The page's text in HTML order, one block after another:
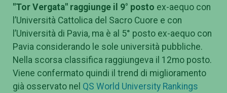
"Tor Vergata" raggiunge il 9° posto ex-aequo con
l’Università Cattolica del Sacro Cuore e con
l’Università di Pavia, ma è al 5° posto ex-aequo con
Pavia considerando le sole università pubbliche.
Nella scorsa classifica raggiungeva il 12mo posto.
Viene confermato quindi il trend di miglioramento
già osservato nel QS World University Rankings